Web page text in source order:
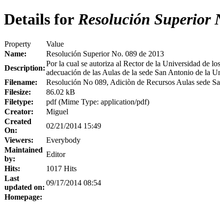
Details for Resolución Superior
Property
Value
Name:
Resolución Superior No. 089 de 2013
Description:
Por la cual se autoriza al Rector de la Universidad de
adecuación de las Aulas de la sede San Antonio de la
Filename:
Resolución No 089, Adiciòn de Recursos Aulas sede
Filesize:
86.02 kB
Filetype:
pdf (Mime Type: application/pdf)
Creator:
Miguel
Created
On:
02/21/2014 15:49
Viewers:
Everybody
Maintained
by:
Editor
Hits:
1017 Hits
Last
updated on:
09/17/2014 08:54
Homepage: